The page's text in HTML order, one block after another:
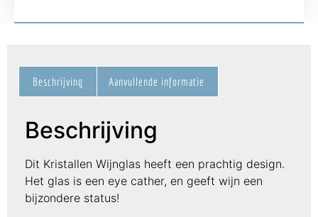
Beschrijving Aanvullende informatie
Beschrijving
Dit Kristallen Wijnglas heeft een prachtig design.
Het glas is een eye cather, en geeft wijn een
bijzondere status!